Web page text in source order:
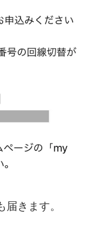
きます。